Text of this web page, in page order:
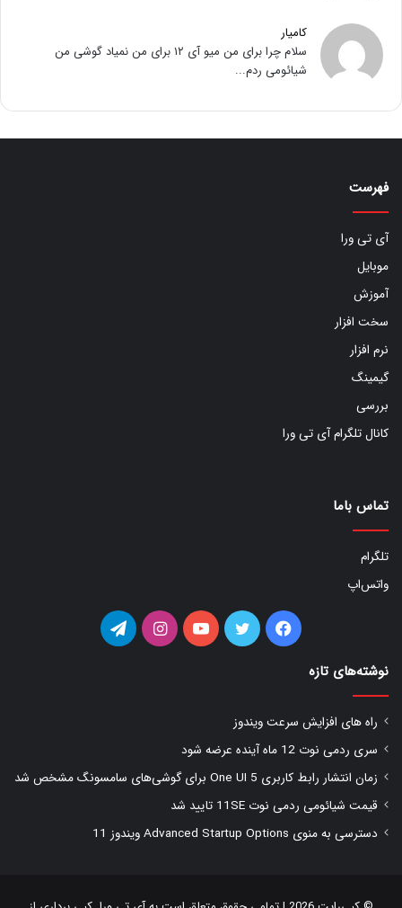
کامیار
سلام چرا برای من میو آی ۱۲ برای من نمیاد گوشی من
شیائومی ردم...
فهرست
آی تی ورا
موبایل
آموزش
سخت افزار
نرم افزار
گیمینگ
بررسی
کانال تلگرام آی تی ورا
تماس باما
تلگرام
واتس‌اپ
فیس توییتر یوتیوب اینستاگرامتلگرام
نوشته‌های تازه
راه های افزایش سرعت ویندوز
سری ردمی نوت 12 ماه آینده عرضه شود
زمان انتشار رابط کاربری One UI 5 برای گوشی‌های سامسونگ مشخص شد
قیمت شیائومی ردمی نوت 11SE تایید شد
دسترسی به منوی Advanced Startup Options ویندوز 11